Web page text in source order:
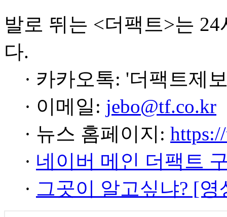
발로 뛰는 <더팩트>는
다.
· 카카오톡: '더팩트제
· 이메일: jebo@tf.co.kr
· 뉴스 홈페이지:
· 네이버 메인 더팩트
· 그곳이 알고싶냐? [